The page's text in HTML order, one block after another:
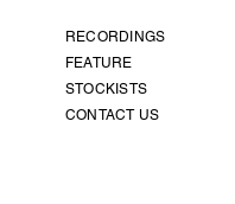
RECORDINGS
FEATURE
STOCKISTS
CONTACT US